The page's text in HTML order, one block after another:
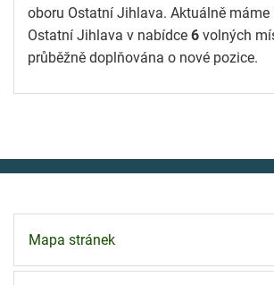
oboru Ostatní Jihlava. Aktuálně máme
Ostatní Jihlava v nabídce 6 volných
průběžně doplňována o nové pozice.
Mapa stránek